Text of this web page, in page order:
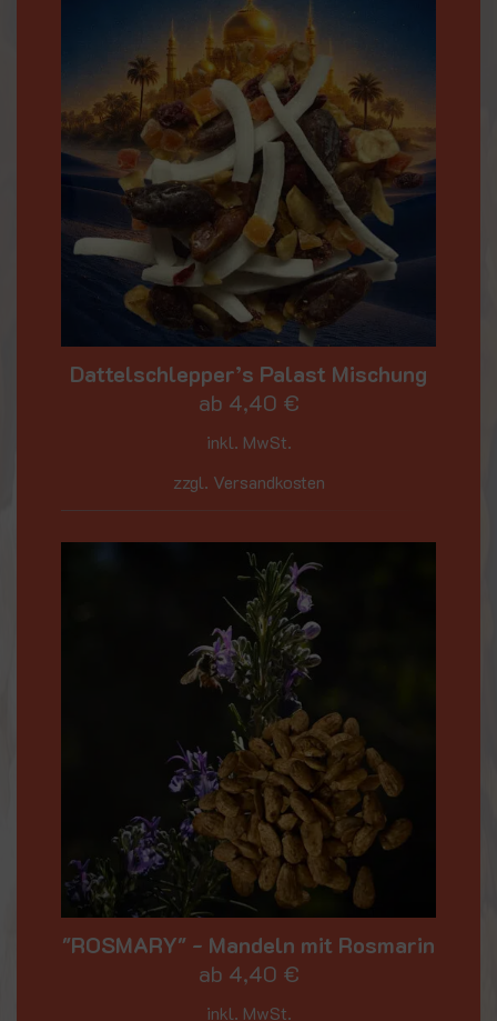
Dattelschlepper’s Palast Mischung
ab 4,40 €
inkl. MwSt.
zzgl. Versandkosten
"ROSMARY" - Mandeln mit Rosmarin
ab 4,40 €
inkl. MwSt.